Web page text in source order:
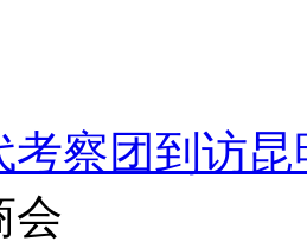
考察团到访
会